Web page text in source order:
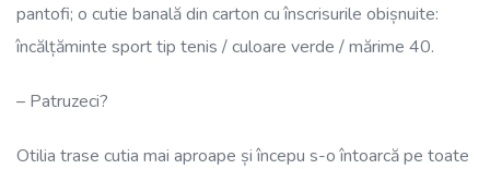
pantofi; o cutie banală din carton cu înscrisurile obișnuite:
încălțăminte sport tip tenis / culoare verde / mărime 40.
– Patruzeci?
Otilia trase cutia mai aproape și începu s-o întoarcă pe toate